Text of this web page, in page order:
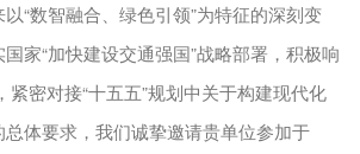
“数智融合、绿色引领”为特征的深刻变
家“加快建设交通强国”战略部署，积极响
紧密对接“十五五”规划中关于构建现代化
体要求，我们诚挚邀请贵单位参加于